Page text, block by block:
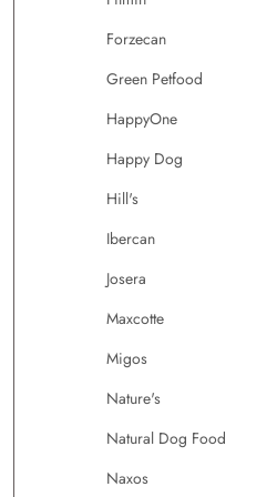
Forzecan
Green Petfood
HappyOne
Happy Dog
Hill's
Ibercan
Josera
Maxcotte
Migos
Nature's
Natural Dog Food
Naxos